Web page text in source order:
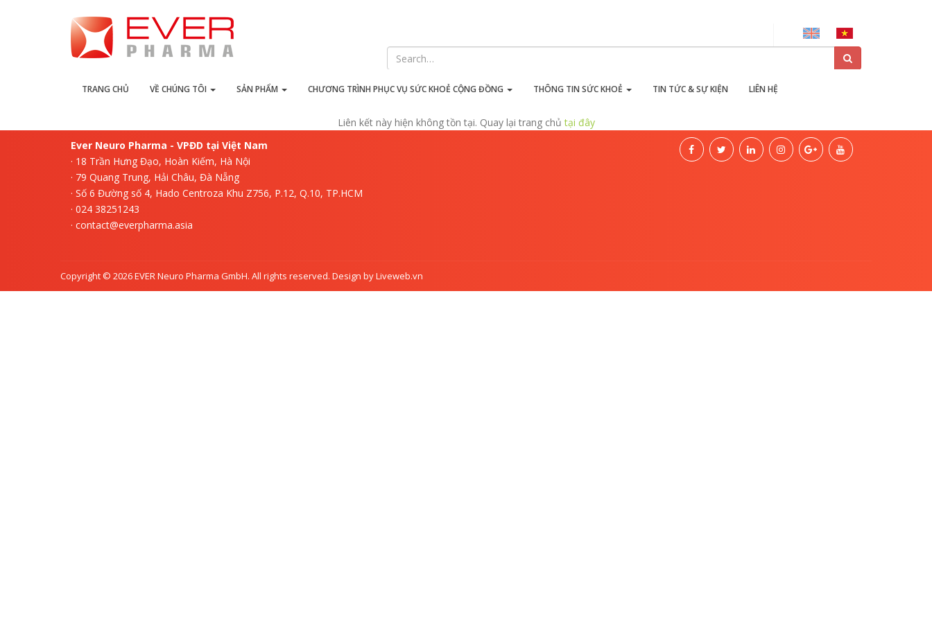
TRANG CHỦ VỀ CHÚNG TÔI SẢN PHẨM CHƯƠNG TRÌNH PHỤC VỤ SỨC KHOẺ CỘNG ĐỒNG THÔNG TIN SỨC KHOẺ TIN TỨC & SỰ KIỆN LIÊN HỆ
Liên kết này hiện không tồn tại
Liên kết này hiện không tồn tại. Quay lại trang chủtại đây
Ever Neuro Pharma - VPĐD tại Việt Nam
· 18 Trần Hưng Đạo, Hoàn Kiếm, Hà Nội
· 79 Quang Trung, Hải Châu, Đà Nẵng
· Số 6 Đường số 4, Hado Centroza Khu Z756, P.12, Q.10, TP.HCM
· 024 38251243
· contact@everpharma.asia
Copyright © 2026 EVER Neuro Pharma GmbH. All rights reserved. Design by Liveweb.vn